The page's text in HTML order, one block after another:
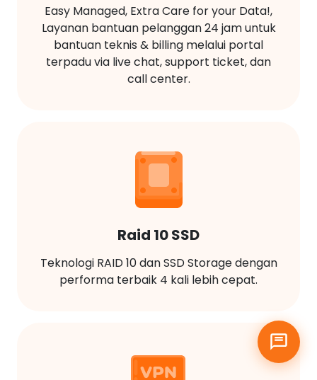
Easy Managed, Extra Care for your Data!,
Layanan bantuan pelanggan 24 jam untuk
bantuan teknis & billing melalui portal
terpadu via live chat, support ticket, dan
call center.
Raid 10 SSD
Teknologi RAID 10 dan SSD Storage dengan
performa terbaik 4 kali lebih cepat.